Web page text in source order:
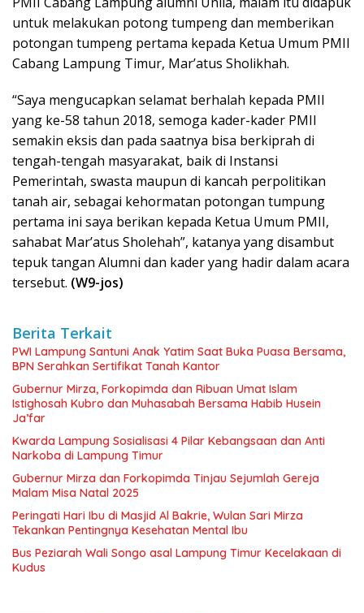
untuk melakukan potong tumpeng dan memberikan
potongan tumpeng pertama kepada Ketua Umum PMII
Cabang Lampung Timur, Mar’atus Sholikhah.
“Saya mengucapkan selamat berhalah kepada PMII
yang ke-58 tahun 2018, semoga kader-kader PMII
semakin eksis dan pada saatnya bisa berkiprah di
tengah-tengah masyarakat, baik di Instansi
Pemerintah, swasta maupun di kancah perpolitikan
tanah air, sebagai kehormatan potongan tumpung
pertama ini saya berikan kepada Ketua Umum PMII,
sahabat Mar’atus Sholehah”, katanya yang disambut
tepuk tangan Alumni dan kader yang hadir dalam acara
tersebut. (W9-jos)
Berita Terkait
PWI Lampung Santuni Anak Yatim Saat Buka Puasa Bersama,
BPN Serahkan Sertifikat Tanah Kantor
Gubernur Mirza, Forkopimda dan Ribuan Umat Islam
Istighosah Kubro dan Muhasabah Bersama Habib Husein
Ja’far
Kwarda Lampung Sosialisasi 4 Pilar Kebangsaan dan Anti
Narkoba di Lampung Timur
Gubernur Mirza dan Forkopimda Tinjau Sejumlah Gereja
Malam Misa Natal 2025
Peringati Hari Ibu di Masjid Al Bakrie, Wulan Sari Mirza
Tekankan Pentingnya Kesehatan Mental Ibu
Bus Peziarah Wali Songo asal Lampung Timur Kecelakaan di
Kudus